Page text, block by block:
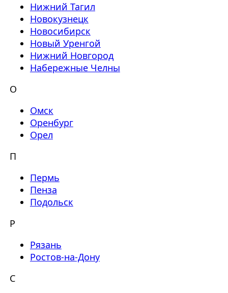
Нижний Тагил
Новокузнецк
Новосибирск
Новый Уренгой
Нижний Новгород
Набережные Челны
О
Омск
Оренбург
Орел
П
Пермь
Пенза
Подольск
Р
Рязань
Ростов-на-Дону
С